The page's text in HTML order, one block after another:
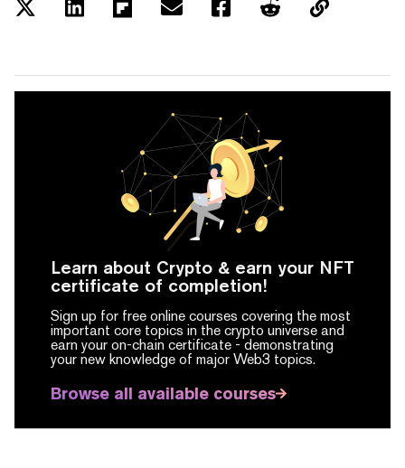
Learn about Crypto & earn your NFT
certificate of completion!
Sign up for free online courses covering the most
important core topics in the crypto universe and
earn your on-chain certificate - demonstrating
your new knowledge of major Web3 topics.
Browse all available courses